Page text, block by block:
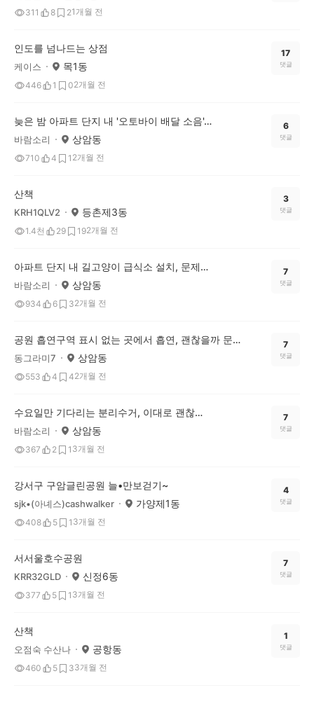
311 8 21개월 전
인도를 넘나드는 상점
케이스 목1동
446 1 02개월 전
17
댓글
늦은 밤 아파트 단지 내 '오토바이 배달 소음', 규제해야 할까요?
바람소리 상암동
710 4 1 2개월 전
6
댓글
산책
KRH1QLV2 등촌제3동
1.4천 29 192개월 전
3
댓글
아파트 단지 내 길고양이 급식소 설치, 문제다 vs 괜찮다 의견이 궁금합니다.
바람소리 상암동
934 6 32개월 전
7
댓글
공원 흡연구역 표시 없는 곳에서 흡연, 괜찮을까 문제일까
동그라미7 상암동
553 4 42개월 전
7
댓글
수요일만 기다리는 분리수거, 이대로 괜찮은가?
바람소리 상암동
367 2 1 3개월 전
7
댓글
강서구 구암글린공원 늘•만보걷기~
sjk•(아녜스)cashwalker 가양제1동
408 5 1 3개월 전
4
댓글
서서울호수공원
KRR32GLD 신정6동
377 5 1 3개월 전
7
댓글
산책
오점숙 수산나 공항동
460 5 33개월 전
1
댓글